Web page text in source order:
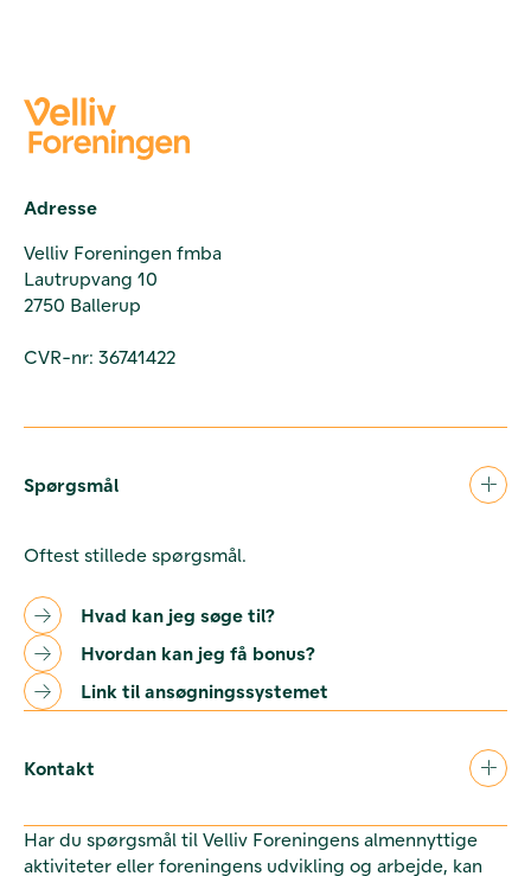
Adresse
Velliv Foreningen fmba
Lautrupvang 10
2750 Ballerup
CVR-nr: 36741422
Spørgsmål
Oftest stillede spørgsmål.
Hvad kan jeg søge til?
Hvordan kan jeg få bonus?
Link til ansøgningssystemet
Kontakt
Har du spørgsmål til Velliv Foreningens almennyttige
aktiviteter eller foreningens udvikling og arbejde, kan